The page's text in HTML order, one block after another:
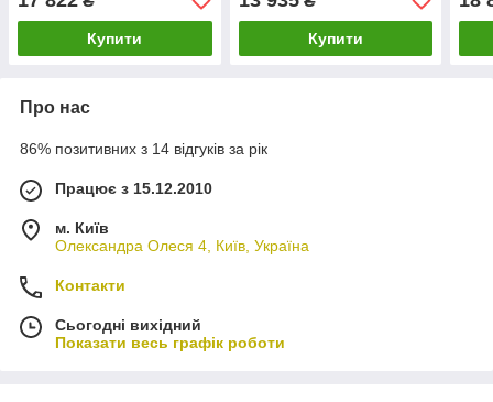
Купити Купити
Про нас
86% позитивних з 14 відгуків за рік
Працює з 15.12.2010
м. Київ
Олександра Олеся 4, Київ, Україна
Контакти
Сьогодні вихідний
Показати весь графік роботи